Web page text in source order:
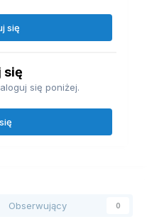
się
się
się poniżej.
Obserwujący 0